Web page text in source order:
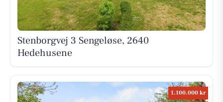
Stenborgvej 3 Sengeløse, 2640
Hedehusene
1.100.000 kr